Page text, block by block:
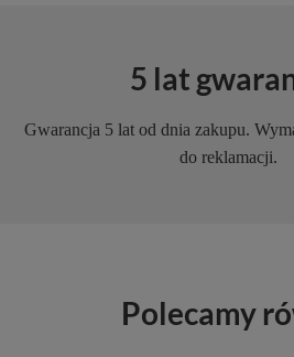
5 lat
Gwarancja 5 lat od dnia zakupu.
do reklamacji.
Polecamy